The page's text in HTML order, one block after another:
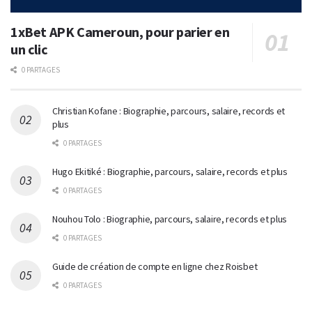
1xBet APK Cameroun, pour parier en
un clic
0 PARTAGES
Christian Kofane : Biographie, parcours, salaire, records et
plus
0 PARTAGES
Hugo Ekitiké : Biographie, parcours, salaire, records et plus
0 PARTAGES
Nouhou Tolo : Biographie, parcours, salaire, records et plus
0 PARTAGES
Guide de création de compte en ligne chez Roisbet
0 PARTAGES